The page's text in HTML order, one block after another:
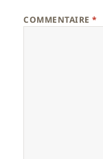
COMMENTAIRE*